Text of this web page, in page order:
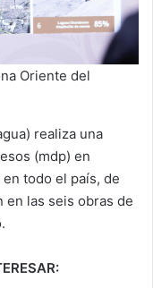
Oriente del
realiza una
(mdp) en
todo el país, de
en las seis obras de